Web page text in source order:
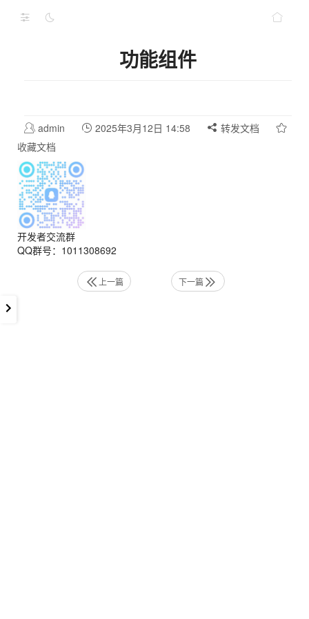
功能组件
admin 2025年3月12日 14:58
转发文档
收藏文档
开发者交流群
QQ群号：1011308692
上一篇 下一篇